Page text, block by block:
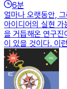
6분
얼마나 오랫동안,
아이디어의 실현 가
을 거듭해온 연구진
이 있을 것이다. 이